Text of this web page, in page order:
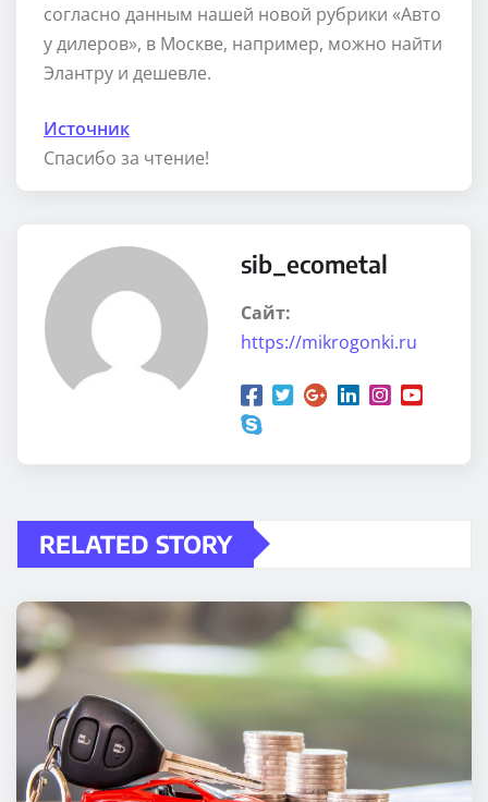
согласно данным нашей новой рубрики «Авто
у дилеров», в Москве, например, можно найти
Элантру и дешевле.
Источник
Спасибо за чтение!
sib_ecometal
Сайт:
https://mikrogonki.ru
RELATED STORY